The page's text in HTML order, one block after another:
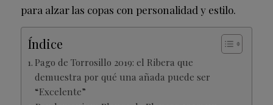
para alzar las copas con personalidad y estilo.
Índice
Pago de Torrosillo 2019: el Ribera que
demuestra por qué una añada puede ser
“Excelente”